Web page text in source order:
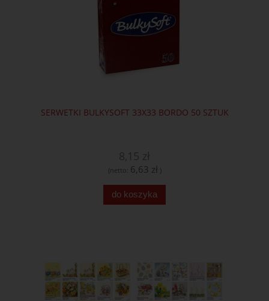
SERWETKI BULKYSOFT 33X33 BORDO 50 SZTUK
(netto: 6,63 zł )
do koszyka